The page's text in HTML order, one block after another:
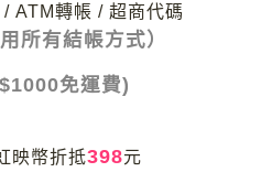
ATM轉帳 / 超商代碼
所有結帳方式）
免運費)
映幣折抵398元